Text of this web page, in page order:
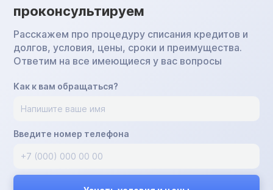
проконсультируем
Расскажем про процедуру списания кредитов и
долгов, условия, цены, сроки и преимущества.
Ответим на все имеющиеся у вас вопросы
Как к вам обращаться?
Введите номер телефона